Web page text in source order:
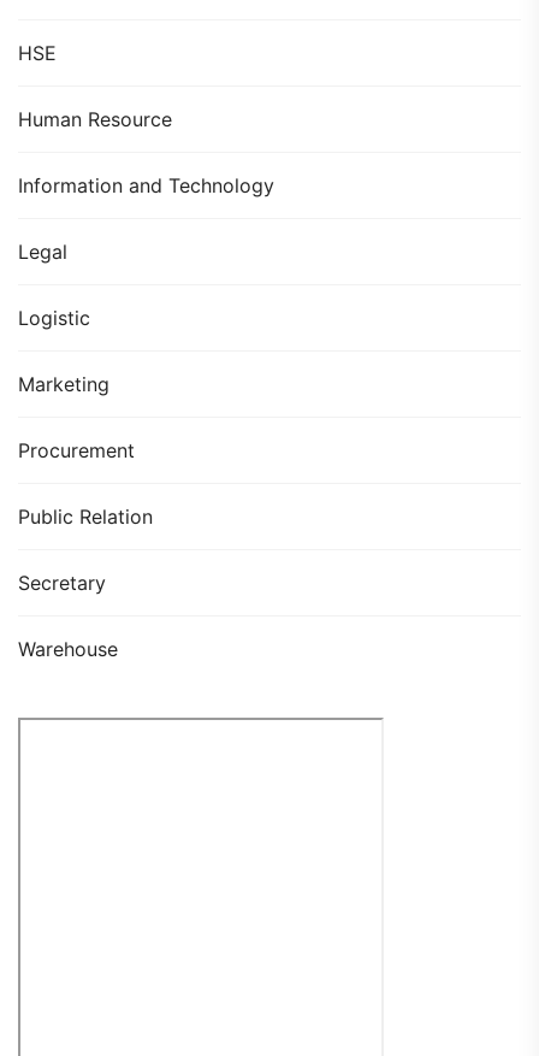
HSE
Human Resource
Information and Technology
Legal
Logistic
Marketing
Procurement
Public Relation
Secretary
Warehouse